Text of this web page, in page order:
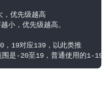
优先级越高
，优先级越高。
对应139，以此类推
20至19，普通使用的1-19，